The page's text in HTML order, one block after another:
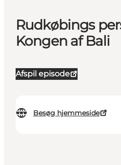
Rudkøbings
Kongen af Bali
Afspil episode
Besøg hjemmeside